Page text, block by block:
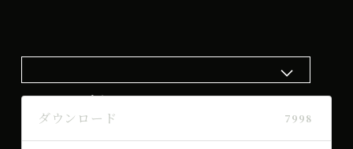
ダウンロード
ダウンロード 7998